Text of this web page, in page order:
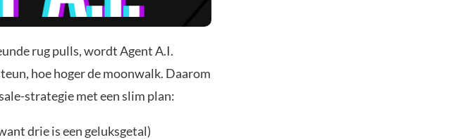
rug pulls, wordt Agent A.I.
hoe hoger de moonwalk. Daarom
strategie met een slim plan:
drie is een geluksgetal)